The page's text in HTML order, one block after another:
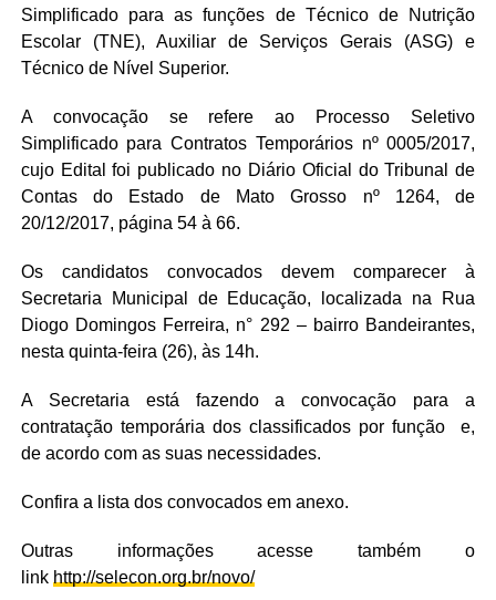
Simplificado para as funções de Técnico de Nutrição
Escolar (TNE), Auxiliar de Serviços Gerais (ASG) e
Técnico de Nível Superior.
A convocação se refere ao Processo Seletivo
Simplificado para Contratos Temporários nº 0005/2017,
cujo Edital foi publicado no Diário Oficial do Tribunal de
Contas do Estado de Mato Grosso nº 1264, de
20/12/2017, página 54 à 66.
Os candidatos convocados devem comparecer à
Secretaria Municipal de Educação, localizada na Rua
Diogo Domingos Ferreira, n° 292 – bairro Bandeirantes,
nesta quinta-feira (26), às 14h.
A Secretaria está fazendo a convocação para a
contratação temporária dos classificados por função e,
de acordo com as suas necessidades.
Confira a lista dos convocados em anexo.
Outras informações acesse também o
link http://selecon.org.br/novo/